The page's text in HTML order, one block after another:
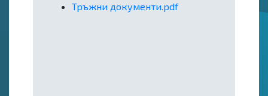
Тръжни документи.pdf